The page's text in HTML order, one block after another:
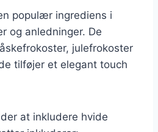
populær ingrediens i
og anledninger. De
julefrokoster
tilføjer et elegant touch
at inkludere hvide